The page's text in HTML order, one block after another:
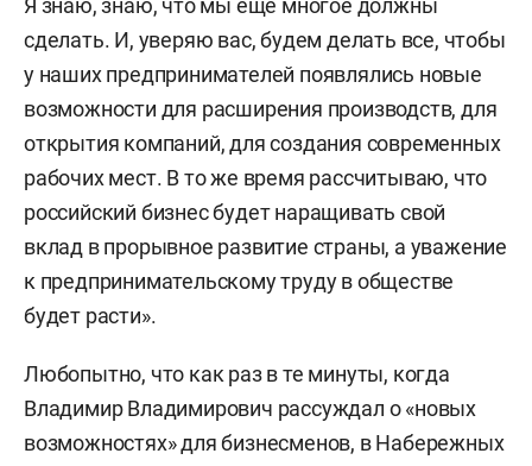
Я знаю, знаю, что мы еще многое должны
сделать. И, уверяю вас, будем делать все, чтобы
у наших предпринимателей появлялись новые
возможности для расширения производств, для
открытия компаний, для создания современных
рабочих мест. В то же время рассчитываю, что
российский бизнес будет наращивать свой
вклад в прорывное развитие страны, а уважение
к предпринимательскому труду в обществе
будет расти».
Любопытно, что как раз в те минуты, когда
Владимир Владимирович рассуждал о «новых
возможностях» для бизнесменов, в Набережных